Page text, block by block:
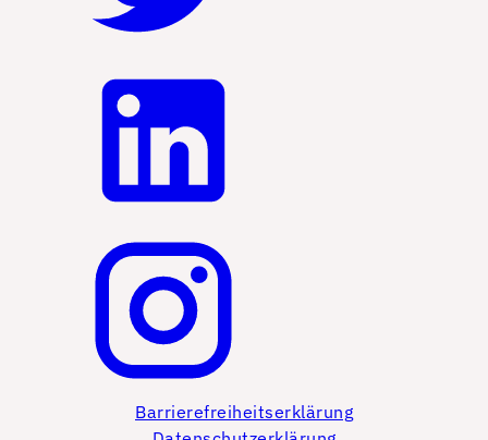
Barrierefreiheitserklärung